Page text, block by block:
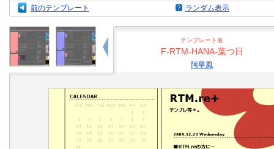
前のテンプレート ランダム表示
テンプレート名
F-RTM-HANA-葉つ日
阿早風